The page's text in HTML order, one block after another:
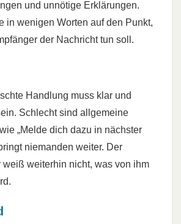
und unnötige Erklärungen.
in wenigen Worten auf den Punkt,
der Nachricht tun soll.
Handlung muss klar und
Schlecht sind allgemeine
„Melde dich dazu in nächster
niemanden weiter. Der
weiß weiterhin nicht, was von ihm